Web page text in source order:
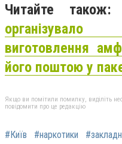
Читайте також:
виготовлення
його поштою у
Якщо ви помітили помилку, виділіть
повідомити про це редакцію
#Київ #наркотики